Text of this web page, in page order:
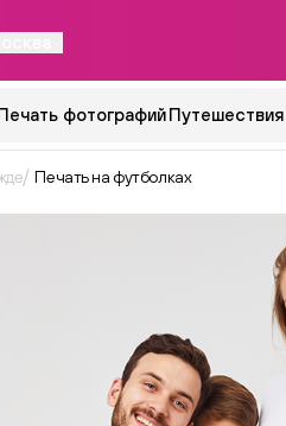
фотографий Путешествия
Печать на футболках